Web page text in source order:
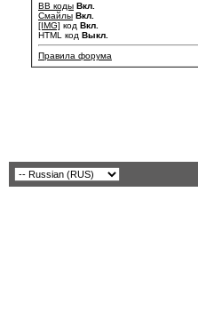
BB коды Вкл.
Смайлы Вкл.
[IMG] код Вкл.
HTML код Выкл.
Правила форума